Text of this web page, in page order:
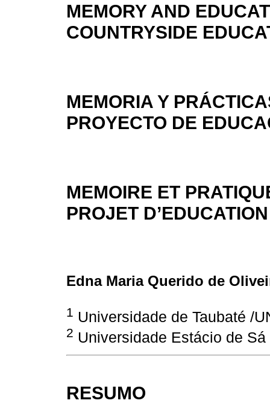
MEMORY AND
COUNTRYSIDE
MEMORIA Y
PROYECTO DE
MEMOIRE ET
PROJET
Edna Maria Querido de
1 Universidade de Taubaté /
2 Universidade Estácio de
RESUMO